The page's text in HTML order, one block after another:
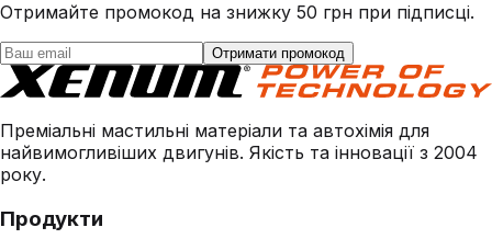
Отримайте промокод на знижку 50 грн при підписці.
Отримати промокод
Преміальні мастильні матеріали та автохімія для
найвимогливіших двигунів. Якість та інновації з 2004
року.
Продукти